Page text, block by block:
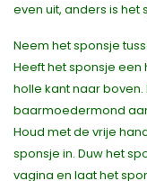
even uit, anders is het
Neem het sponsje
Heeft het sponsje een
holle kant naar
baarmoedermond
Houd met de vrije
sponsje in. Duw het
vagina en laat het